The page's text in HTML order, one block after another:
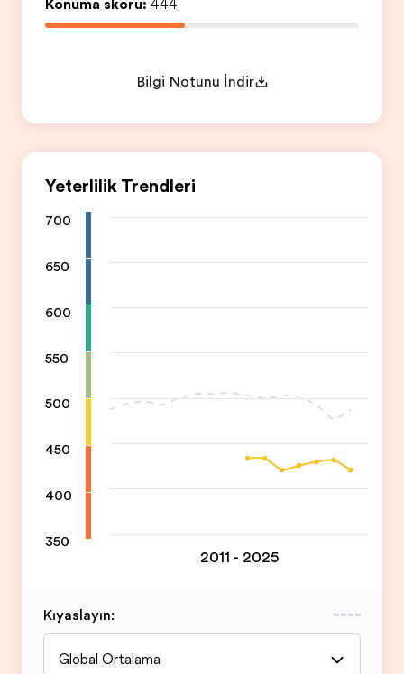
Konuşma skoru: 444
Bilgi Notunu İndir
Yeterlilik Trendleri
700
650
600
550
500
450
400
350
2011 - 2025
Kıyaslayın:
Global Ortalama